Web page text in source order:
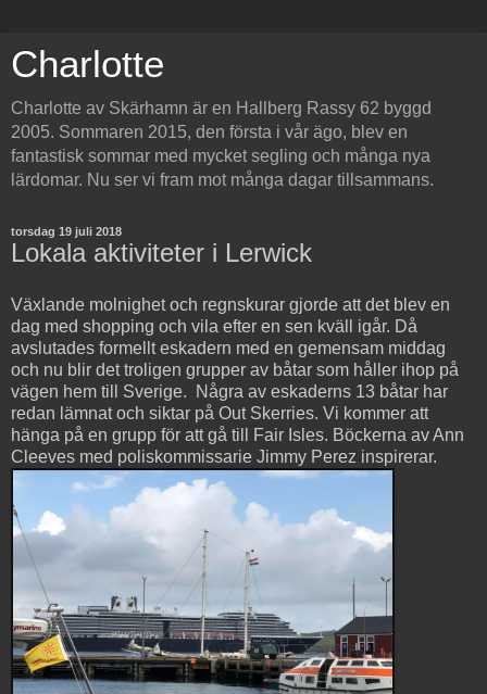
Charlotte
Charlotte av Skärhamn är en Hallberg Rassy 62 byggd
2005. Sommaren 2015, den första i vår ägo, blev en
fantastisk sommar med mycket segling och många nya
lärdomar. Nu ser vi fram mot många dagar tillsammans.
torsdag 19 juli 2018
Lokala aktiviteter i Lerwick
Växlande molnighet och regnskurar gjorde att det blev en
dag med shopping och vila efter en sen kväll igår. Då
avslutades formellt eskadern med en gemensam middag
och nu blir det troligen grupper av båtar som håller ihop på
vägen hem till Sverige. Några av eskaderns 13 båtar har
redan lämnat och siktar på Out Skerries. Vi kommer att
hänga på en grupp för att gå till Fair Isles. Böckerna av Ann
Cleeves med poliskommissarie Jimmy Perez inspirerar.